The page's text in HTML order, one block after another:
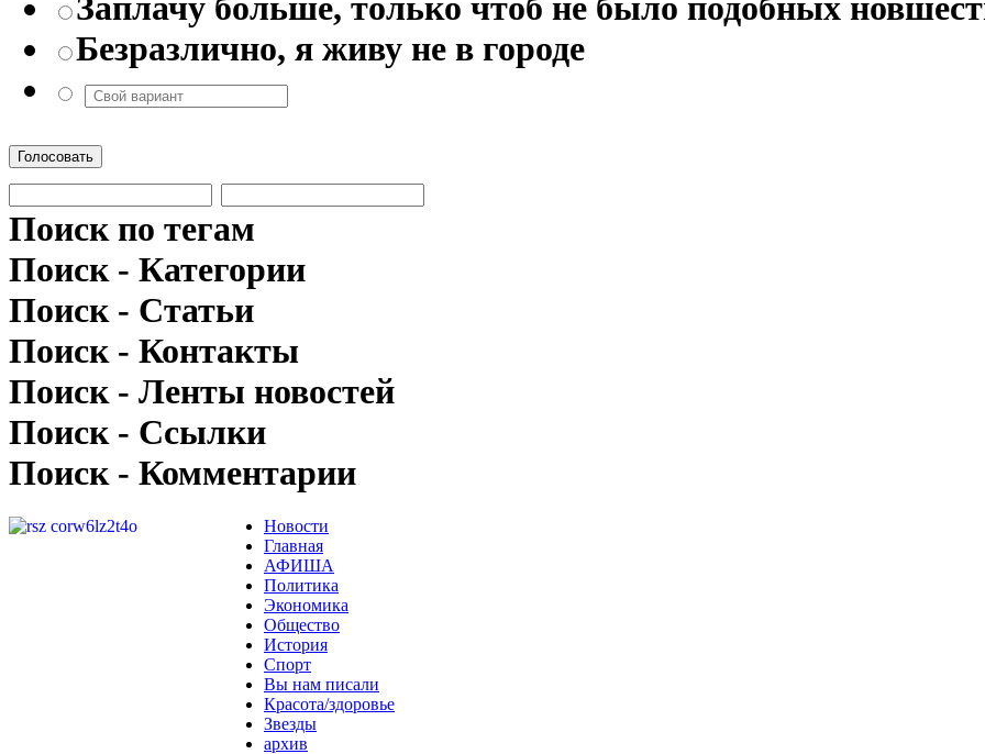
Безразлично, я живу не в городе
Голосовать
Поиск по тегам
Поиск - Категории
Поиск - Статьи
Поиск - Контакты
Поиск - Ленты новостей
Поиск - Ссылки
Поиск - Комментарии
Новости
Главная
АФИША
Политика
Экономика
Общество
История
Спорт
Вы нам писали
Красота/здоровье
Звезды
архив